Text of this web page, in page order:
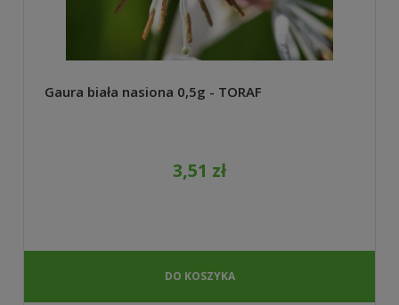
Gaura biała nasiona 0,5g - TORAF
3,51 zł
DO KOSZYKA